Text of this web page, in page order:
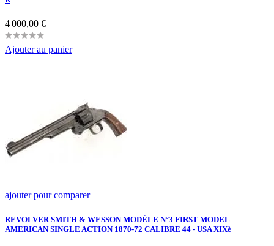
Prix
4 000,00 €
Ajouter au panier
ajouter pour comparer
REVOLVER SMITH & WESSON MODÈLE N°3 FIRST MODEL
AMERICAN SINGLE ACTION 1870-72 CALIBRE 44 - USA XIXè